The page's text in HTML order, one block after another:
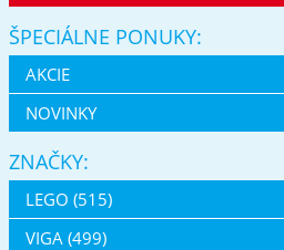
ŠPECIÁLNE PONUKY:
AKCIE
NOVINKY
ZNAČKY:
LEGO (515)
VIGA (499)